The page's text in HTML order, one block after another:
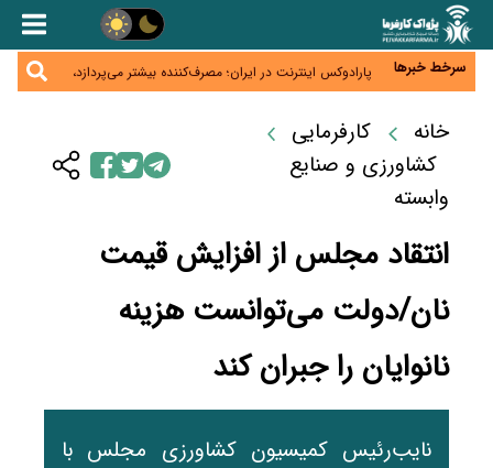
سرخط خبرها
زائران اربعین نگران ارز باقی‌مانده نباشند؛ خرید دینار در
جنگ کریدورها وارد فاز جدید شد؛ سرمایه‌گذاری ۳۴۵
پارادوکس اینترنت در ایران؛ مصرف‌کننده بیشتر می‌پردازد،
شبکه کمتر توسعه می‌یابد
جدید سیاست‌های مالیاتی در حمایت از تولید
معمای تأمین ۸۰ همت معوقات بازنشستگان؛ بانک رفاه
وارد میدان شد
خانه
کارفرمایی
کشاورزی و صنایع
وابسته
انتقاد مجلس از افزایش قیمت
نان/دولت می‌توانست هزینه
نانوایان را جبران کند
نایب‌رئیس کمیسیون کشاورزی مجلس با